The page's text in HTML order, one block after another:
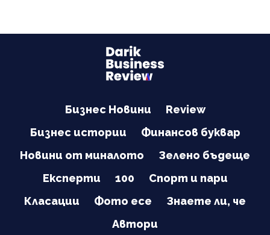
Бизнес Новини
Review
Бизнес истории
Финансов буквар
Новини от миналото
Зелено бъдеще
Експерти
100
Спорт и пари
Класации
Фото есе
Знаете ли, че
Автори